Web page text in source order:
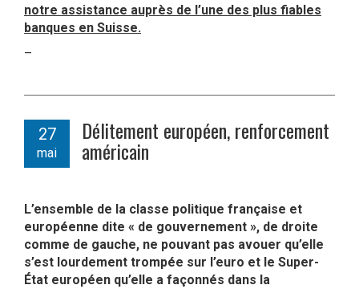
notre assistance auprès de l’une des plus fiables
banques en Suisse.
–
27
mai
Délitement européen, renforcement
américain
L’ensemble de la classe politique française et
européenne dite « de gouvernement », de droite
comme de gauche, ne pouvant pas avouer qu’elle
s’est lourdement trompée sur l’euro et le Super-
État européen qu’elle a façonnés dans la